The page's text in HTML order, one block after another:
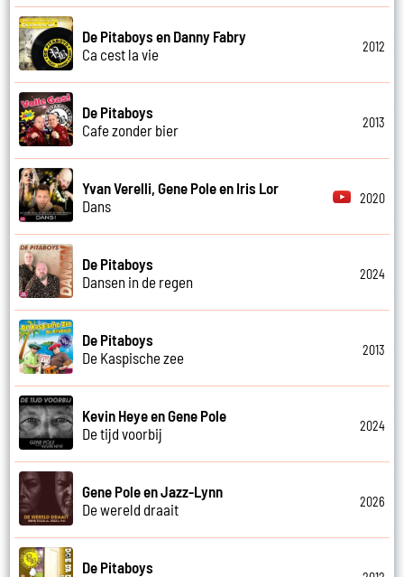
De Pitaboys en Danny Fabry
Ca cest la vie
2012
De Pitaboys
Cafe zonder bier
2013
Yvan Verelli, Gene Pole en Iris Lor
Dans
2020
De Pitaboys
Dansen in de regen
2024
De Pitaboys
De Kaspische zee
2013
Kevin Heye en Gene Pole
De tijd voorbij
2024
Gene Pole en Jazz-Lynn
De wereld draait
2026
De Pitaboys